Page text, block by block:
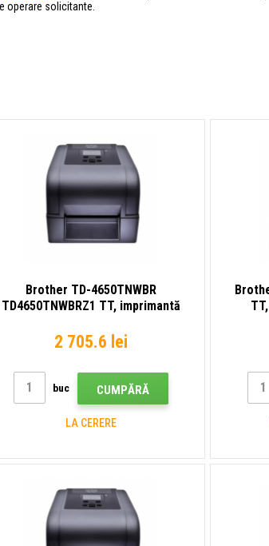
operare solicitante.
Brother TD-4650TNWBR
TD4650TNWBRZ1 TT, imprimantă
2 705.6 lei
buc CUMPĂRĂ
LA CERERE